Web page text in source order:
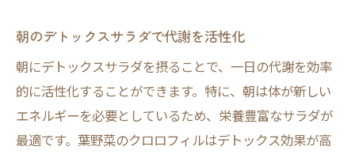
レシピ
デトックスサラダで忙しい日々を健康に
手軽にデトックス！忙しいあなたの健康サ
ポート
デトックスサラダがもたらす驚きのメリットと
朝のデトックスサラダで代謝を活性化
朝にデトックスサラダを摂ることで、一日の代謝を効率
的に活性化することができます。特に、朝は体が新しい
エネルギーを必要としているため、栄養豊富なサラダが
最適です。葉野菜のクロロフィルはデトックス効果が高